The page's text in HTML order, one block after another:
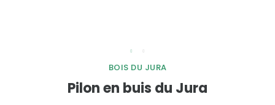
BOIS DU JURA
Pilon en buis du Jura